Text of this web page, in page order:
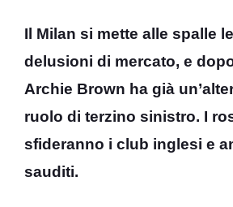
Il Milan si mette alle spalle
delusioni di mercato, e
Archie Brown ha già
ruolo di terzino sinistro. I
sfideranno i club inglesi e
sauditi.